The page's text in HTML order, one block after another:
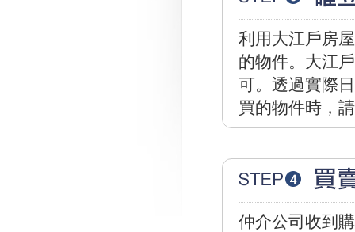
利用大江戶房
的物件。大江
可。透過實際
買的物件時，
仲介公司收到